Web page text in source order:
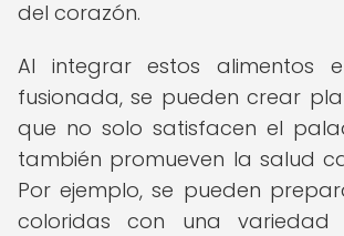
del corazón.
Al integrar estos alimentos
fusionada, se pueden crear
que no solo satisfacen el
también promueven la salud
Por ejemplo, se pueden
coloridas con una